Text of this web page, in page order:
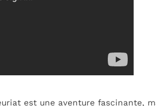
est une aventure fascinante,